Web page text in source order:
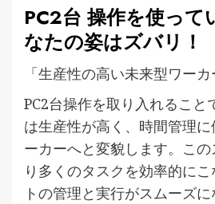
PC2台 操作を使って
なたの姿はズバリ！
「生産性の高い未来型ワーカ
PC2台操作を取り入れること
は生産性が高く、時間管理
ーカーへと変貌します。こ
り多くのタスクを効率的に
トの管理と実行がスムーズ